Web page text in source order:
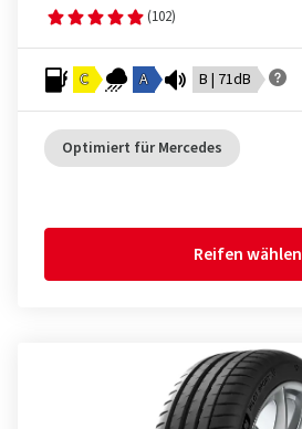
(102)
C A B | 71dB
Optimiert für Mercedes
Reifen wählen